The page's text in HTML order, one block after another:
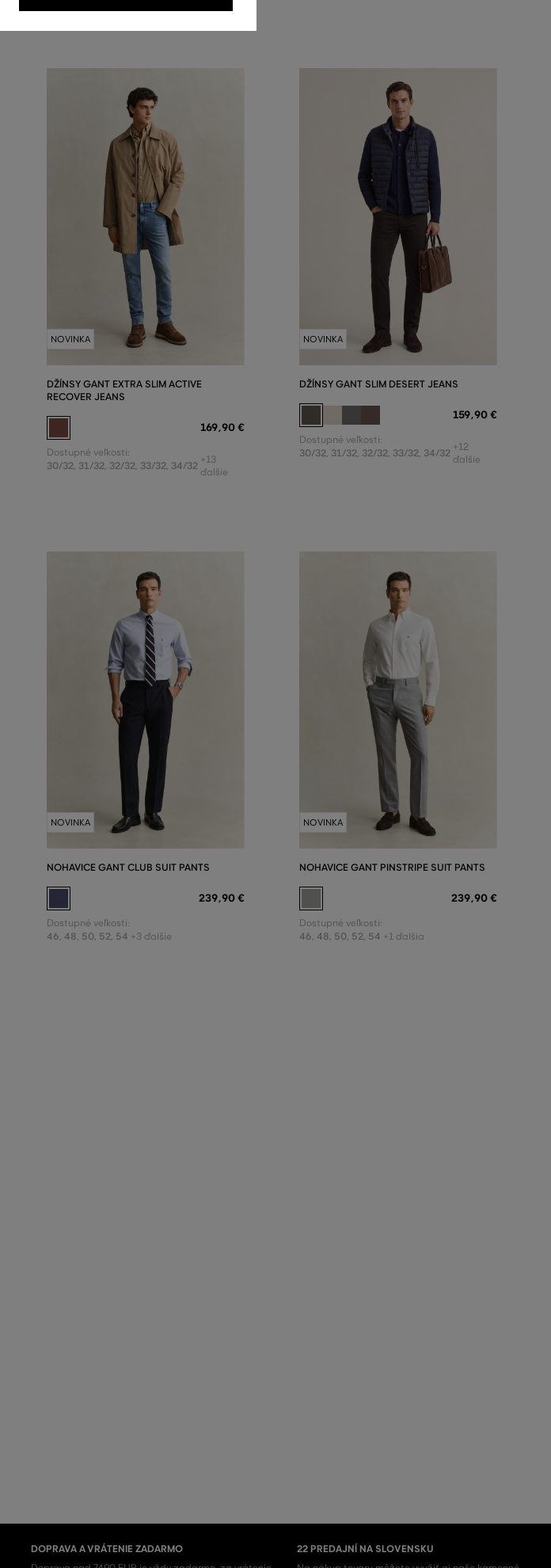
NOVINKA
DŽÍNSY GANT EXTRA SLIM ACTIVE
RECOVER JEANS
169,90 €
Dostupné veľkosti:
30/32, 31/32, 32/32, 33/32, 34/32 +13
ďalšie
NOVINKA
DŽÍNSY GANT SLIM DESERT JEANS
159,90 €
Dostupné veľkosti:
30/32, 31/32, 32/32, 33/32, 34/32 +12
ďalšie
NOVINKA
NOHAVICE GANT CLUB SUIT PANTS
239,90 €
Dostupné veľkosti:
46, 48, 50, 52, 54 +3 ďalšie
NOVINKA
NOHAVICE GANT PINSTRIPE SUIT PANTS
239,90 €
Dostupné veľkosti:
46, 48, 50, 52, 54 +1 ďalšia
DOPRAVA A VRÁTENIE ZADARMO 22 PREDAJNÍ NA SLOVENSKU